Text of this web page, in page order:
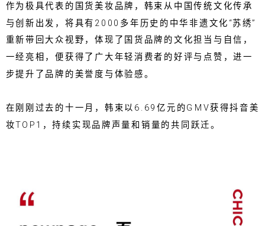
作为极具代表的国货美妆品牌，韩束从中国传统文化传承
与创新出发，将具有2000多年历史的中华非遗文化“苏绣”
重新带回大众视野，体现了国货品牌的文化担当与自信，
一经亮相，便获得了广大年轻消费者的好评与点赞，进一
步提升了品牌的美誉度与体验感。
在刚刚过去的十一月，韩束以6.69亿元的GMV获得抖音美
妆TOP1，持续实现品牌声量和销量的共同跃迁。